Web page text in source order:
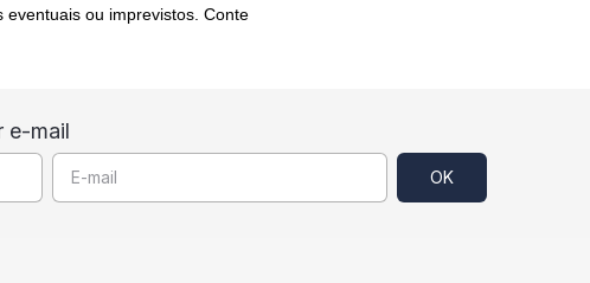
ou imprevistos. Conte
e-mail